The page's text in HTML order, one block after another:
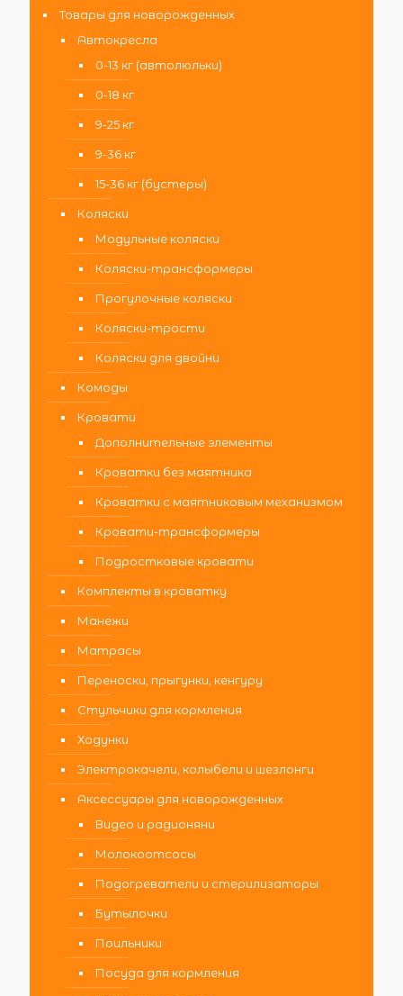
Товары для новорожденных
Автокресла
0-13 кг (автолюльки)
0-18 кг
9-25 кг
9-36 кг
15-36 кг (бустеры)
Коляски
Модульные коляски
Коляски-трансформеры
Прогулочные коляски
Коляски-трости
Коляски для двойни
Комоды
Кровати
Дополнительные элементы
Кроватки без маятника
Кроватки с маятниковым механизмом
Кровати-трансформеры
Подростковые кровати
Комплекты в кроватку
Манежи
Матрасы
Переноски, прыгунки, кенгуру
Стульчики для кормления
Ходунки
Электрокачели, колыбели и шезлонги
Аксессуары для новорожденных
Видео и радионяни
Молокоотсосы
Подогреватели и стерилизаторы
Бутылочки
Поильники
Посуда для кормления